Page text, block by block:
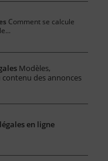
Comment se calcule
Modèles,
des annonces
en ligne